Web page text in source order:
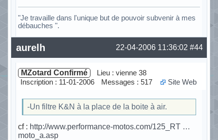
"Je travaille dans l'unique but de pouvoir subvenir à mes
débauches ".
Hors ligne #44
22-04-2006 11:36:02
aurelh
MZotard Confirmé
Lieu : vienne 38
Inscription : 11-01-2006
Messages : 517 Site Web
-Un filtre K&N à la place de la boite à air.
cf : http://www.performance-motos.com/125_RT …
moto_a.asp